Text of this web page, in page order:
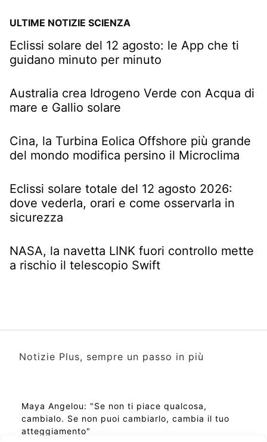
ULTIME NOTIZIE SCIENZA
Eclissi solare del 12 agosto: le App che ti
guidano minuto per minuto
Australia crea Idrogeno Verde con Acqua di
mare e Gallio solare
Cina, la Turbina Eolica Offshore più grande
del mondo modifica persino il Microclima
Eclissi solare totale del 12 agosto 2026:
dove vederla, orari e come osservarla in
sicurezza
NASA, la navetta LINK fuori controllo mette
a rischio il telescopio Swift
Notizie Plus, sempre un passo in più
Maya Angelou: "Se non ti piace qualcosa,
cambialo. Se non puoi cambiarlo, cambia il tuo
atteggiamento"